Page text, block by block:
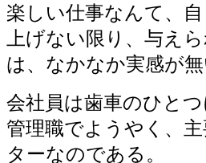
楽しい仕事なんて、
上げない限り、与え
は、なかなか実感が
会社員は歯車のひと
管理職でようやく、
ターなのである。